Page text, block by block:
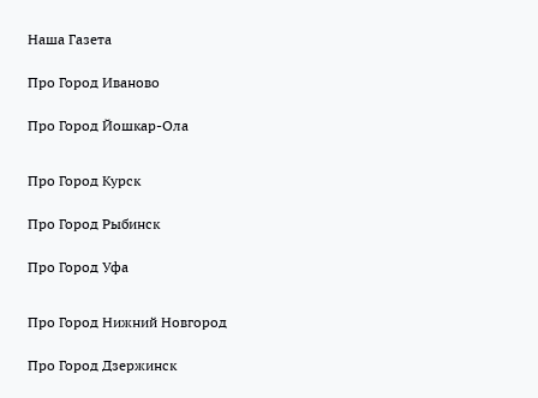
Наша Газета
Про Город Иваново
Про Город Йошкар-Ола
Про Город Курск
Про Город Рыбинск
Про Город Уфа
Про Город Нижний Новгород
Про Город Дзержинск